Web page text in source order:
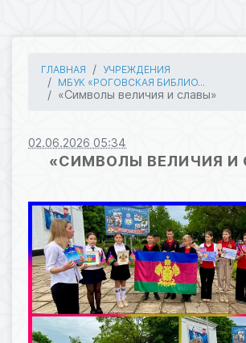
ГЛАВНАЯ
УЧРЕЖДЕНИЯ
МБУК «РОГОВСКАЯ БИБЛИО...
«Символы величия и славы»
02.06.2026 05:34
«СИМВОЛЫ ВЕЛИЧИЯ И